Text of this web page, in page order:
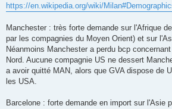
https://en.wikipedia.org/wiki/
Manchester : très forte demande sur l'Afrique
par les compagnies du Moyen Orient) et sur
Néanmoins Manchester a perdu bcp
Nord. Aucune compagnie US ne dessert
a avoir quitté MAN, alors que GVA dispose de
les USA.
Barcelone : forte demande en import sur l'Asie